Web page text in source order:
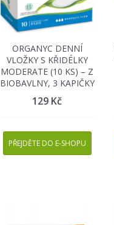
ORGANYC DENNÍ
VLOŽKY S KŘIDÉLKY
MODERATE (10 KS) – Z
BIOBAVLNY, 3 KAPIČKY
129 Kč
PŘEJDĚTE DO E-SHOPU